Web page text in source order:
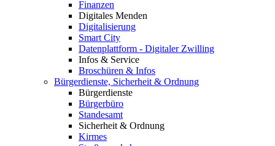
Finanzen
Digitales Menden
Digitalisierung
Smart City
Datenplattform - Digitaler Zwilling
Infos & Service
Broschüren & Infos
Bürgerdienste, Sicherheit & Ordnung
Bürgerdienste
Bürgerbüro
Standesamt
Sicherheit & Ordnung
Kirmes